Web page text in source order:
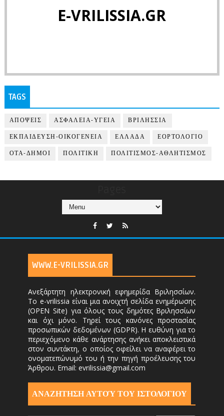
E-VRILISSIA.GR
TAGS
ΑΠΟΨΕΙΣ ΑΣΦΑΛΕΙΑ-ΥΓΕΙΑ ΒΡΙΛΗΣΣΙΑ
ΕΚΠΑΙΔΕΥΣΗ-ΟΙΚΟΓΕΝΕΙΑ ΕΛΛΑΔΑ ΕΟΡΤΟΛΟΓΙΟ
ΟΤΑ-ΔΗΜΟΙ ΠΟΛΙΤΙΚΗ ΠΟΛΙΤΙΣΜΟΣ-ΑΘΛΗΤΙΣΜΟΣ
WWW.E-VRILISSIA.GR
Ανεξάρτητη ηλεκτρονική εφημερίδα Βριλησσίων.
Το e-vrilissia είναι μια ανοιχτή σελίδα ενημέρωσης
(OPEN Site) για όλους τους δημότες Βριλησσίων
και όχι μόνο. Τηρεί τους κανόνες προστασίας
προσωπικών δεδομένων (GDPR). Η ευθύνη για το
περιεχόμενο κάθε ανάρτησης ανήκει αποκλειστικά
στον συντάκτη, ο οποίος οφείλει να αναφέρει το
ονοματεπώνυμό του ή την πηγή προέλευσης του
Άρθρου. Email: evrilissia@gmail.com
ΑΝΑΖΗΤΗΣΗ ΑΥΤΟΎ ΤΟΥ ΙΣΤΟΛΟΓΙΟΥ